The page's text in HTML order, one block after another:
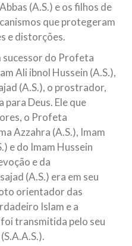
(A.S.) e os filhos de
que protegeram
e distorções.
sucessor do Profeta
Ali ibnol Hussein (A.S.),
(A.S.), o prostrador,
Deus. Ele que
o Profeta
Azzahra (A.S.), Imam
e do Imam Hussein
e da
(A.S.) era em seu
orientador das
Islam e a
transmitida pelo seu